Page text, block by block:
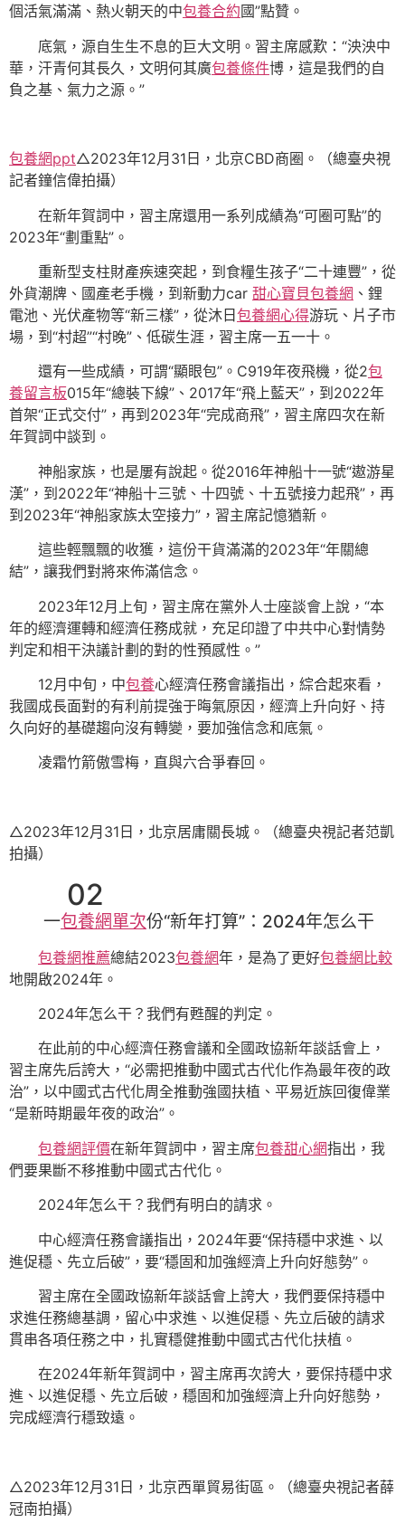
個活氣滿滿、熱火朝天的中包養合約國”點贊。
底氣，源自生生不息的巨大文明。習主席感歎：“泱泱中
華，汗青何其長久，文明何其廣包養條件博，這是我們的自
負之基、氣力之源。”
包養網ppt△2023年12月31日，北京CBD商圈。（總臺央視
記者鐘信偉拍攝）
在新年賀詞中，習主席還用一系列成績為“可圈可點”的
2023年“劃重點”。
重新型支柱財產疾速突起，到食糧生孩子“二十連豐”，從
外貨潮牌、國產老手機，到新動力car 甜心寶貝包養網 、鋰
電池、光伏產物等“新三樣”，從沐日 包養網心得游玩、片子市
場，到“村超”“村晚”、低碳生涯，習主席一五一十。
還有一些成績，可謂“顯眼包”。C919年夜飛機，從2包
養留言板015年“總裝下線”、2017年“飛上藍天”，到2022年
首架“正式交付”，再到2023年“完成商飛”，習主席四次在新
年賀詞中談到。
神船家族，也是屢有說起。從2016年神船十一號“遨游星
漢”，到2022年“神船十三號、十四號、十五號接力起飛”，再
到2023年“神船家族太空接力”，習主席記憶猶新。
這些輕飄飄的收獲，這份干貨滿滿的2023年“年關總
結”，讓我們對將來佈滿信念。
2023年12月上旬，習主席在黨外人士座談會上說，“本
年的經濟運轉和經濟任務成就，充足印證了中共中心對情勢
判定和相干決議計劃的對的性預感性。”
12月中旬，中包養心經濟任務會議指出，綜合起來看，
我國成長面對的有利前提強于晦氣原因，經濟上升向好、持
久向好的基礎趨向沒有轉變，要加強信念和底氣。
凌霜竹箭傲雪梅，直與六合爭春回。
△2023年12月31日，北京居庸關長城。（總臺央視記者范凱
拍攝）
02
一包養網單次份“新年打算”：2024年怎么干
包養網推薦總結2023包養網年，是為了更好包養網比較
地開啟2024年。
2024年怎么干？我們有甦醒的判定。
在此前的中心經濟任務會議和全國政協新年談話會上，
習主席先后誇大，“必需把推動中國式古代化作為最年夜的政
治”，以中國式古代化周全推動強國扶植、平易近族回復偉業
“是新時期最年夜的政治”。
包養網評價在新年賀詞中，習主席包養甜心網指出，我
們要果斷不移推動中國式古代化。
2024年怎么干？我們有明白的請求。
中心經濟任務會議指出，2024年要“保持穩中求進、以
進促穩、先立后破”，要“穩固和加強經濟上升向好態勢”。
習主席在全國政協新年談話會上誇大，我們要保持穩中
求進任務總基調，留心中求進、以進促穩、先立后破的請求
貫串各項任務之中，扎實穩健推動中國式古代化扶植。
在2024年新年賀詞中，習主席再次誇大，要保持穩中求
進、以進促穩、先立后破，穩固和加強經濟上升向好態勢，
完成經濟行穩致遠。
△2023年12月31日，北京西單貿易街區。（總臺央視記者薛
冠南拍攝）